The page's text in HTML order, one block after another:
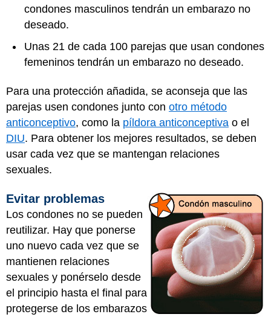
condones masculinos tendrán un embarazo no
deseado.
Unas 21 de cada 100 parejas que usan condones
femeninos tendrán un embarazo no deseado.
Para una protección añadida, se aconseja que las
parejas usen condones junto con otro método
anticonceptivo, como la píldora anticonceptiva o el
DIU. Para obtener los mejores resultados, se deben
usar cada vez que se mantengan relaciones
sexuales.
Evitar problemas
Los condones no se pueden
reutilizar. Hay que ponerse
uno nuevo cada vez que se
mantienen relaciones
sexuales y ponérselo desde
el principio hasta el final para
protegerse de los embarazos